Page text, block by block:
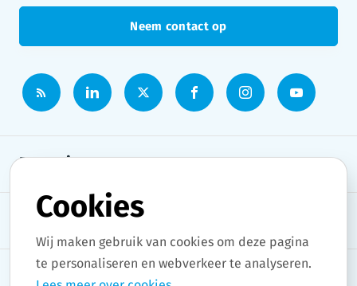
Neem contact op
Persruimte
Onderwerpen
Cookies
Wij maken gebruik van cookies om deze pagina
te personaliseren en webverkeer te analyseren.